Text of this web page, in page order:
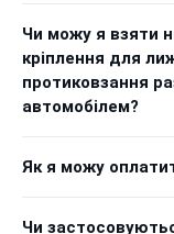
Чи можу я взяти
кріплення для
протиковзання
автомобілем?
Як я можу
Чи